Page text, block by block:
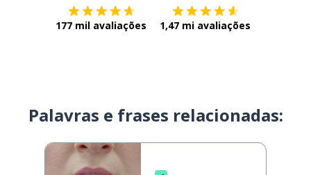
177 mil avaliações 1,47 mi avaliações
Palavras e frases relacionadas: